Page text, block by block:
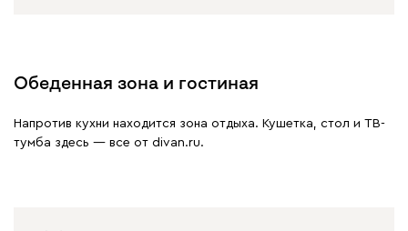
Обеденная зона и гостиная
Напротив кухни находится зона отдыха. Кушетка, стол и ТВ-
тумба здесь — все от divan.ru.